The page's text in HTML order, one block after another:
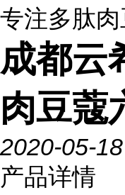
专注多肽
成都云
肉豆蔻
2020-05-18
产品详情